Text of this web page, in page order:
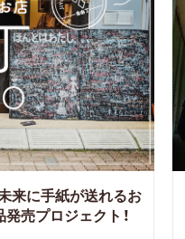
来に手紙が送れるお
発売プロジェクト！